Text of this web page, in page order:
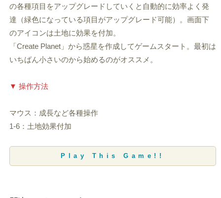
の各種項目をアップグレードしていくと自動的に効率よく発
達（緑色になっている項目がアップグレード可能）。画面下
のアイコンは土地に効果を付加。
「Create Planet」から惑星を作成してゲームスタート。最初は
いちばん小さいのから始めるのがオススメ。
▼ 操作方法
マウス：成長など各種操作
1-6：土地効果付加
Play This Game!!